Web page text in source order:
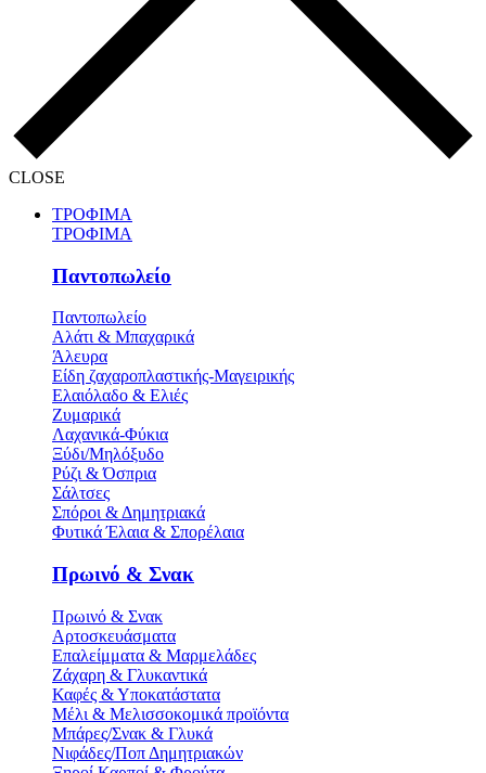
CLOSE
ΤΡΟΦΙΜΑ
ΤΡΟΦΙΜΑ
Παντοπωλείο
Παντοπωλείο
Αλάτι & Μπαχαρικά
Άλευρα
Είδη ζαχαροπλαστικής-Μαγειρικής
Ελαιόλαδο & Ελιές
Ζυμαρικά
Λαχανικά-Φύκια
Ξύδι/Μηλόξυδο
Ρύζι & Όσπρια
Σάλτσες
Σπόροι & Δημητριακά
Φυτικά Έλαια & Σπορέλαια
Πρωινό & Σνακ
Πρωινό & Σνακ
Αρτοσκευάσματα
Επαλείμματα & Μαρμελάδες
Ζάχαρη & Γλυκαντικά
Καφές & Υποκατάστατα
Μέλι & Μελισσοκομικά προϊόντα
Μπάρες/Σνακ & Γλυκά
Νιφάδες/Ποπ Δημητριακών